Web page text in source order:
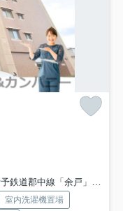
鉄道郡中線「余戸」駅 徒歩7分
室内洗濯機置場